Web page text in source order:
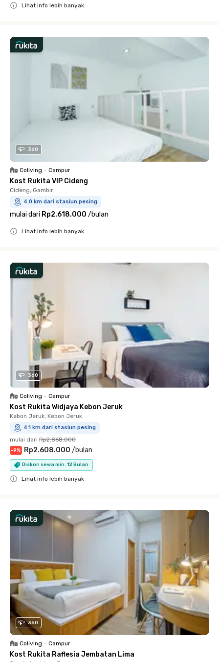
Lihat info lebih banyak
360
Coliving • Campur
Kost Rukita VIP Cideng
Cideng, Gambir
4.0 km dari stasiun pesing
mulai dari Rp2.618.000 /bulan
Lihat info lebih banyak
360
Coliving • Campur
Kost Rukita Widjaya Kebon Jeruk
Kebon Jeruk, Kebon Jeruk
4.1 km dari stasiun pesing
mulai dari Rp2.868.000
-9% Rp2.608.000 /bulan
Diskon sewa min. 12 Bulan
Lihat info lebih banyak
360
Coliving • Campur
Kost Rukita Raflesia Jembatan Lima